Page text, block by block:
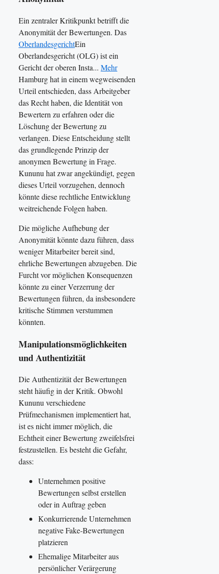
Ein zentraler Kritikpunkt betrifft die
Anonymität der Bewertungen. Das
OberlandesgerichtEin
Oberlandesgericht (OLG) ist ein
Gericht der oberen Insta... Mehr
Hamburg hat in einem wegweisenden
Urteil entschieden, dass Arbeitgeber
das Recht haben, die Identität von
Bewertern zu erfahren oder die
Löschung der Bewertung zu
verlangen. Diese Entscheidung stellt
das grundlegende Prinzip der
anonymen Bewertung in Frage.
Kununu hat zwar angekündigt, gegen
dieses Urteil vorzugehen, dennoch
könnte diese rechtliche Entwicklung
weitreichende Folgen haben.
Die mögliche Aufhebung der
Anonymität könnte dazu führen, dass
weniger Mitarbeiter bereit sind,
ehrliche Bewertungen abzugeben. Die
Furcht vor möglichen Konsequenzen
könnte zu einer Verzerrung der
Bewertungen führen, da insbesondere
kritische Stimmen verstummen
könnten.
Manipulationsmöglichkeiten
und Authentizität
Die Authentizität der Bewertungen
steht häufig in der Kritik. Obwohl
Kununu verschiedene
Prüfmechanismen implementiert hat,
ist es nicht immer möglich, die
Echtheit einer Bewertung zweifelsfrei
festzustellen. Es besteht die Gefahr,
dass:
Unternehmen positive
Bewertungen selbst erstellen
oder in Auftrag geben
Konkurrierende Unternehmen
negative Fake-Bewertungen
platzieren
Ehemalige Mitarbeiter aus
persönlicher Verärgerung